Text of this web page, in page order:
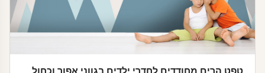
טפט הרים מחודדים לחדרי ילדים בגווני אפור וכחול